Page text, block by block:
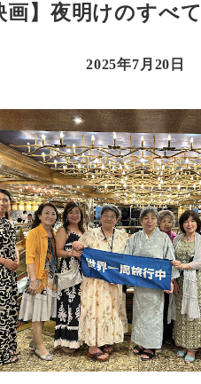
画】夜明けのすべて
2025年7月20日